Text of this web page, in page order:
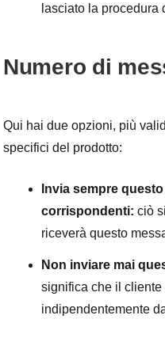
lasciato la procedura
Numero di
Qui hai due opzioni, più
specifici del prodotto:
Invia sempre
corrispondenti: ciò
riceverà questo
Non inviare mai
significa che il
indipendentemente